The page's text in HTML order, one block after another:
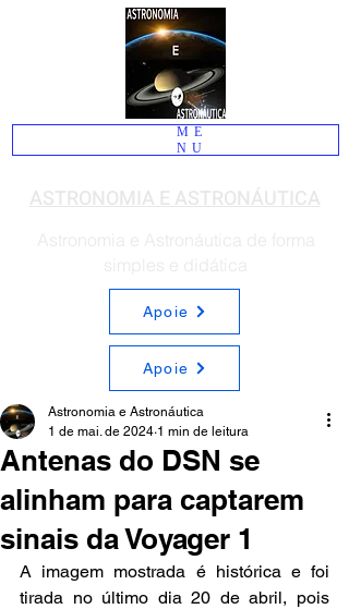
ASTRONOMIA E ASTRONÁUTICA
ME
NU
Astronomia e Astronáutica de forma
simples e didática
Apoie
Apoie
Antenas do DSN se
alinham para captarem
sinais da Voyager 1
Astronomia e Astronáutica
1 de mai. de 2024 1 min de leitura
A imagem mostrada é histórica e foi
tirada no último dia 20 de abril, pois